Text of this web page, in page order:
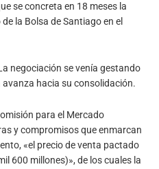
se concreta en 18 meses la
la Bolsa de Santiago en el
negociación se venía gestando
hacia su consolidación.
para el Mercado
y compromisos que enmarcan
«el precio de venta pactado
600 millones)», de los cuales la